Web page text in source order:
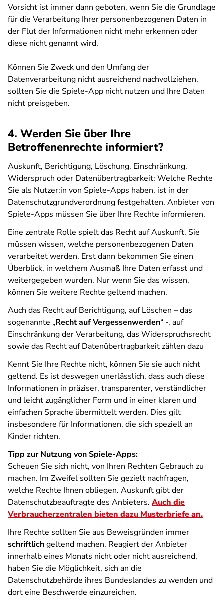
Vorsicht ist immer dann geboten, wenn Sie die Grundlage
für die Verarbeitung Ihrer personenbezogenen Daten in
der Flut der Informationen nicht mehr erkennen oder
diese nicht genannt wird.
Können Sie Zweck und den Umfang der
Datenverarbeitung nicht ausreichend nachvollziehen,
sollten Sie die Spiele-App nicht nutzen und Ihre Daten
nicht preisgeben.
4. Werden Sie über Ihre
Betroffenenrechte informiert?
Auskunft, Berichtigung, Löschung, Einschränkung,
Widerspruch oder Datenübertragbarkeit: Welche Rechte
Sie als Nutzer:in von Spiele-Apps haben, ist in der
Datenschutzgrundverordnung festgehalten. Anbieter von
Spiele-Apps müssen Sie über Ihre Rechte informieren.
Eine zentrale Rolle spielt das Recht auf Auskunft. Sie
müssen wissen, welche personenbezogenen Daten
verarbeitet werden. Erst dann bekommen Sie einen
Überblick, in welchem Ausmaß Ihre Daten erfasst und
weitergegeben wurden. Nur wenn Sie das wissen,
können Sie weitere Rechte geltend machen.
Auch das Recht auf Berichtigung, auf Löschen – das
sogenannte „Recht auf Vergessenwerden“ -, auf
Einschränkung der Verarbeitung, das Widerspruchsrecht
sowie das Recht auf Datenübertragbarkeit zählen dazu
Kennt Sie Ihre Rechte nicht, können Sie sie auch nicht
geltend. Es ist deswegen unerlässlich, dass auch diese
Informationen in präziser, transparenter, verständlicher
und leicht zugänglicher Form und in einer klaren und
einfachen Sprache übermittelt werden. Dies gilt
insbesondere für Informationen, die sich speziell an
Kinder richten.
Tipp zur Nutzung von Spiele-Apps:
Scheuen Sie sich nicht, von Ihren Rechten Gebrauch zu
machen. Im Zweifel sollten Sie gezielt nachfragen,
welche Rechte Ihnen obliegen. Auskunft gibt der
Datenschutzbeauftragte des Anbieters. Auch die
Verbraucherzentralen bieten dazu Musterbriefe an.
Ihre Rechte sollten Sie aus Beweisgründen immer
schriftlichgeltend machen. Reagiert der Anbieter
innerhalb eines Monats nicht oder nicht ausreichend,
haben Sie die Möglichkeit, sich an die
Datenschutzbehörde ihres Bundeslandes zu wenden und
dort eine Beschwerde einzureichen.